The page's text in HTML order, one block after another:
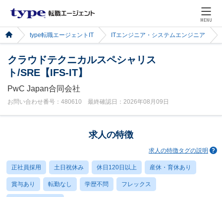
MENU
type転職エージェントIT ITエンジニア・システムエンジニア
クラウドテクニカルスペシャリス
ト/SRE【IFS-IT】
PwC Japan合同会社
お問い合わせ番号：480610 最終確認日：2026年08月09日
求人の特徴
求人の特徴タグの説明
正社員採用 土日祝休み 休日120日以上 産休・育休あり
賞与あり 転勤なし 学歴不問 フレックス